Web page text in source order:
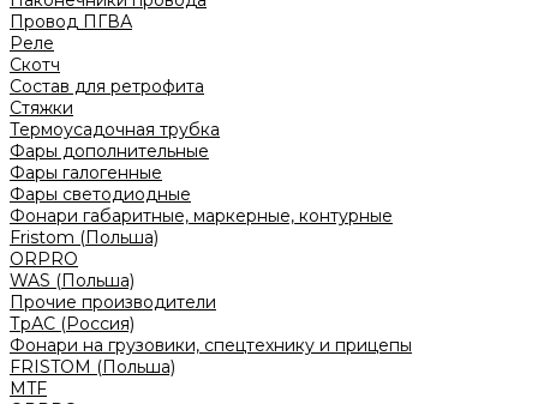
Провод ПГВА
Реле
Скотч
Состав для ретрофита
Стяжки
Термоусадочная трубка
Фары дополнительные
Фары галогенные
Фары светодиодные
Фонари габаритные, маркерные, контурные
Fristom (Польша)
ORPRO
WAS (Польша)
Прочие производители
ТрАС (Россия)
Фонари на грузовики, спецтехнику и прицепы
FRISTOM (Польша)
MTF